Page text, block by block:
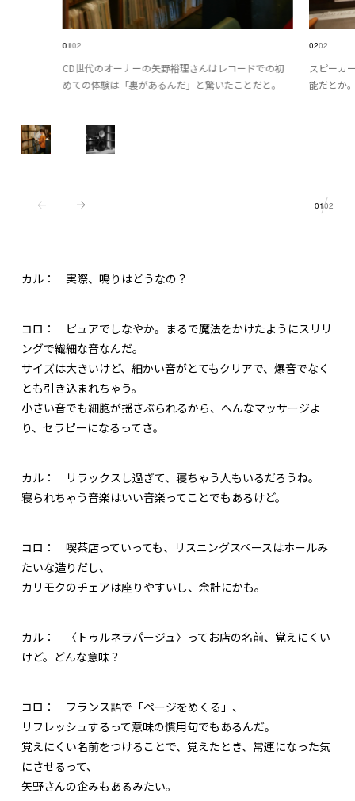
0102
CD世代のオーナーの矢野裕理さんはレコードでの初
めての体験は「裏があるんだ」と驚いたことだと。
0202
スピーカ
能だとか
0102
カル： 実際、鳴りはどうなの？
コロ： ピュアでしなやか。まるで魔法をかけたようにスリリ
ングで繊細な音なんだ。
サイズは大きいけど、細かい音がとてもクリアで、爆音でなく
とも引き込まれちゃう。
小さい音でも細胞が揺さぶられるから、へんなマッサージよ
り、セラピーになるってさ。
カル：
リラックスし過ぎて、寝ちゃう人もいるだろうね。
寝られちゃう音楽はいい音楽ってことでもあるけど。
コロ： 喫茶店っていっても、リスニングスペースはホールみ
たいな造りだし、
カリモクのチェアは座りやすいし、余計にかも。
カル：
〈トゥルネラパージュ〉ってお店の名前、覚えにくい
けど。どんな意味？
コロ： フランス語で「ページをめくる」、
リフレッシュするって意味の慣用句でもあるんだ。
覚えにくい名前をつけることで、覚えたとき、常連になった気
にさせるって、
矢野さんの企みもあるみたい。